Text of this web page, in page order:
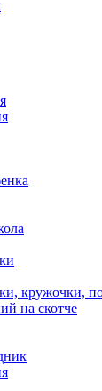
кружочки,
на скотче